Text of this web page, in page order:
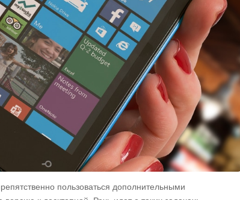
пользоваться дополнительными